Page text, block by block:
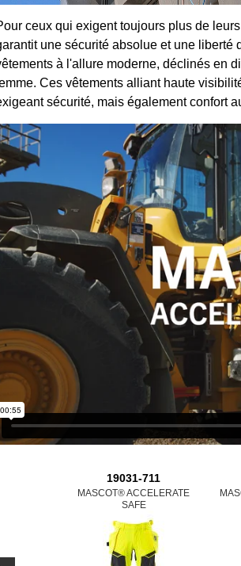
ceux qui exigent toujours plus de
une sécurité absolue et une liberté
à l'allure moderne, déclinés en
Ces vêtements alliant haute
sécurité, mais également confort
19031-711
MASCOT® ACCELERATE
SAFE